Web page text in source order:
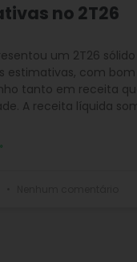
no 2T26
um 2T26
estimativas, com bom
tanto em receita
A receita líquida